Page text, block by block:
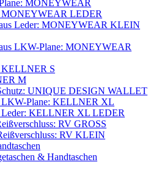
MONEYWEAR
MONEYWEAR LEDER
Leder: MONEYWEAR KLEIN
LKW-Plane: MONEYWEAR
KELLNER S
M
UNIQUE DESIGN WALLET
LKW-Plane: KELLNER XL
Leder: KELLNER XL LEDER
RV GROSS
RV KLEIN
& Handtaschen